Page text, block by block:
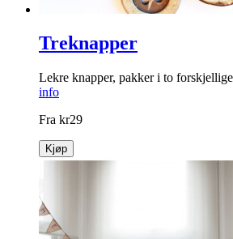
Treknapper
Lekre knapper, pakker i to forskjellige
info
Fra kr29
Kjøp